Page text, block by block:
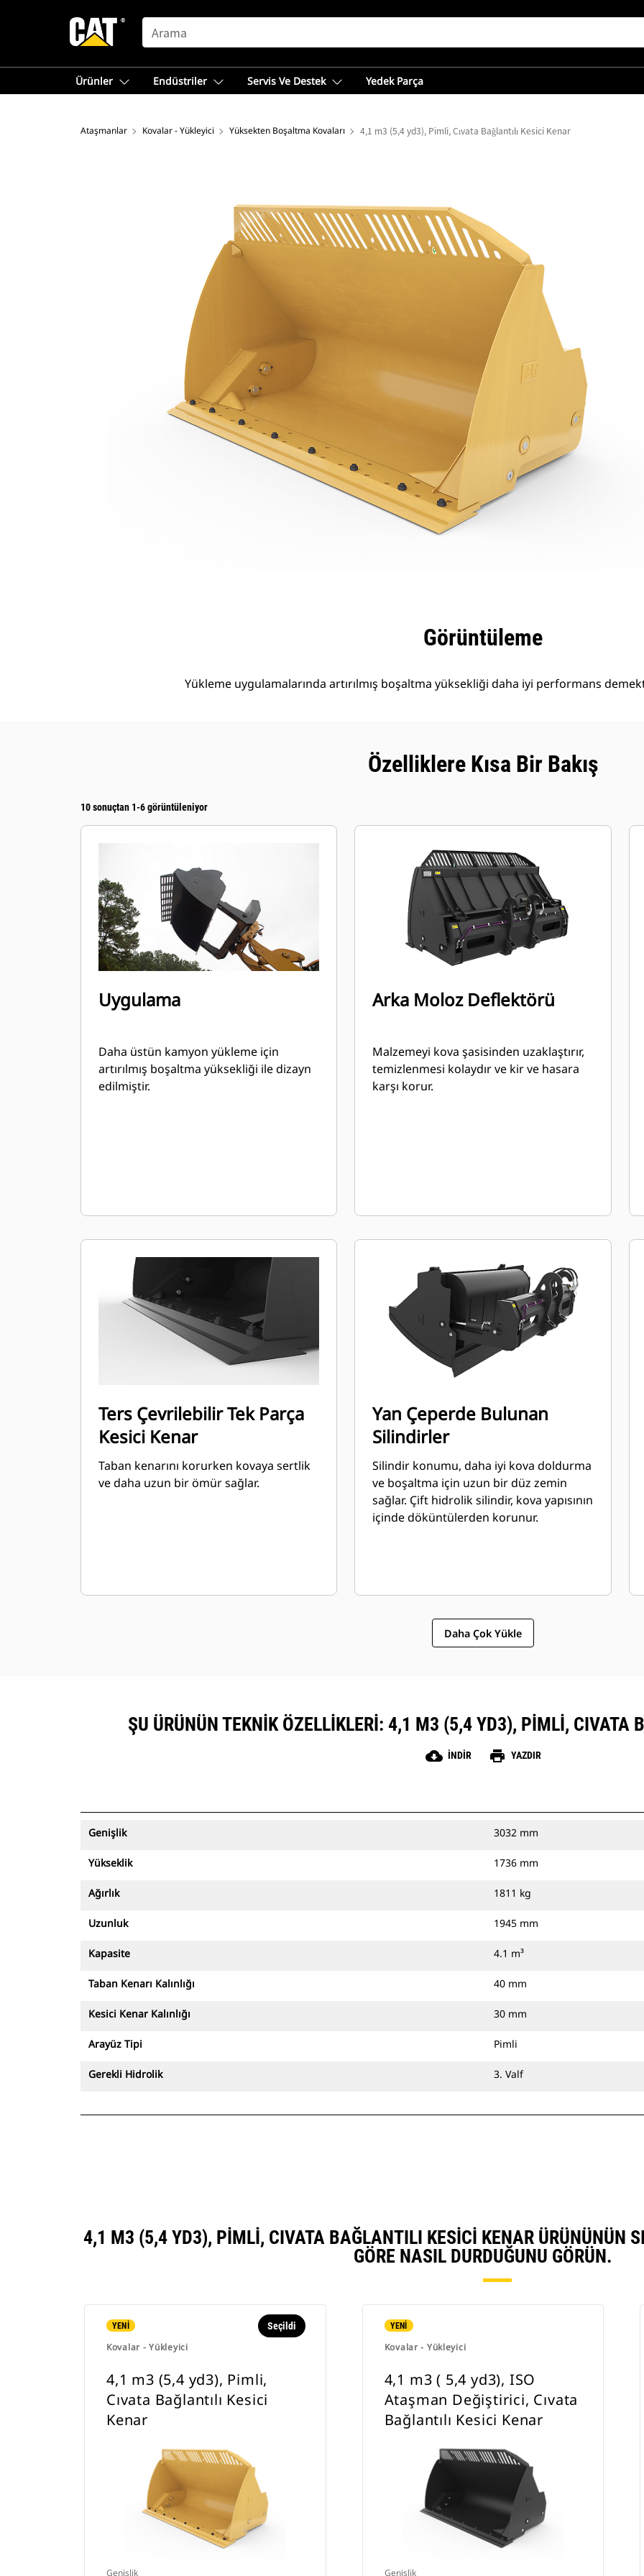
SEARCH
Ürünler Endüstriler Servis Ve Destek Yedek Parça
Ataşmanlar Kovalar - Yükleyici Yüksekten Boşaltma Kovaları 4,1 m3 (5,4 yd3), Pimli, Cıvata Bağlantılı Kesici Kenar
Görüntüleme
Yükleme uygulamalarında artırılmış boşaltma yüksekliği daha iyi performans
Özelliklere Kısa Bir Bakış
10 sonuçtan 1-6 görüntüleniyor
Uygulama
Daha üstün kamyon yükleme için
artırılmış boşaltma yüksekliği ile dizayn
edilmiştir.
Arka Moloz Deflektörü
Malzemeyi kova şasisinden uzaklaştırır,
temizlenmesi kolaydır ve kir ve hasara
karşı korur.
Ters Çevrilebilir Tek Parça
Kesici Kenar
Taban kenarını korurken kovaya sertlik
ve daha uzun bir ömür sağlar.
Yan Çeperde Bulunan
Silindirler
Silindir konumu, daha iyi kova doldurma
ve boşaltma için uzun bir düz zemin
sağlar. Çift hidrolik silindir, kova yapısının
içinde döküntülerden korunur.
Daha Çok Yükle
ŞU ÜRÜNÜN TEKNIK ÖZELLIKLERI: 4,1 M3 (5,4 YD3), PIMLI, CIVATA
cloud_download İNDIR print YAZDIR
Genişlik 3032 mm
Yükseklik 1736 mm
Ağırlık 1811 kg
Uzunluk 1945 mm
Kapasite 4.1 m³
Taban Kenarı Kalınlığı 40 mm
Kesici Kenar Kalınlığı 30 mm
Arayüz Tipi Pimli
Gerekli Hidrolik 3. Valf
4,1 M3 (5,4 YD3), PIMLI, CIVATA BAĞLANTILI KESICI KENAR ÜRÜNÜNÜN
GÖRE NASIL DURDUĞUNU GÖRÜN.
YENİ
Kovalar - Yükleyici
Seçildi
4,1 m3 (5,4 yd3), Pimli,
Cıvata Bağlantılı Kesici
Kenar
Genişlik
YENİ
Kovalar - Yükleyici
4,1 m3 ( 5,4 yd3), ISO
Ataşman Değiştirici, Cıvata
Bağlantılı Kesici Kenar
Genişlik